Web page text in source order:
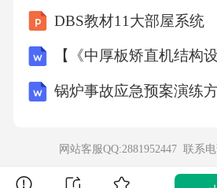
DBS教材11大部屋系统
锅炉事故应急预案演练
网站客服QQ:2881952447 联系